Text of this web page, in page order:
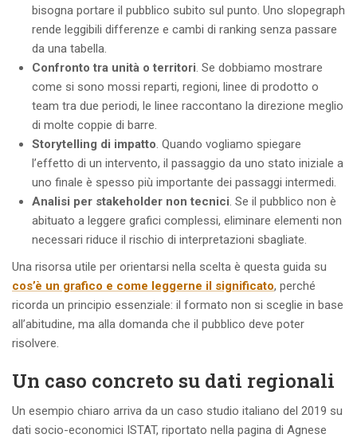
bisogna portare il pubblico subito sul punto. Uno slopegraph
rende leggibili differenze e cambi di ranking senza passare
da una tabella.
Confronto tra unità o territori. Se dobbiamo mostrare
come si sono mossi reparti, regioni, linee di prodotto o
team tra due periodi, le linee raccontano la direzione meglio
di molte coppie di barre.
Storytelling di impatto. Quando vogliamo spiegare
l’effetto di un intervento, il passaggio da uno stato iniziale a
uno finale è spesso più importante dei passaggi intermedi.
Analisi per stakeholder non tecnici. Se il pubblico non è
abituato a leggere grafici complessi, eliminare elementi non
necessari riduce il rischio di interpretazioni sbagliate.
Una risorsa utile per orientarsi nella scelta è questa guida su
cos’è un grafico e come leggerne il significato, perché
ricorda un principio essenziale: il formato non si sceglie in base
all’abitudine, ma alla domanda che il pubblico deve poter
risolvere.
Un caso concreto su dati regionali
Un esempio chiaro arriva da un caso studio italiano del 2019 su
dati socio-economici ISTAT, riportato nella pagina di Agnese